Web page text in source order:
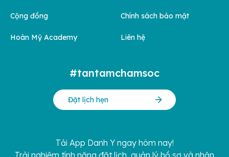
Cộng đồng
Hoàn Mỹ Academy
Chính sách bảo mật
Liên hệ
#tantamchamsoc
Đặt lịch hẹn
Tải App Danh Y ngay hôm nay!